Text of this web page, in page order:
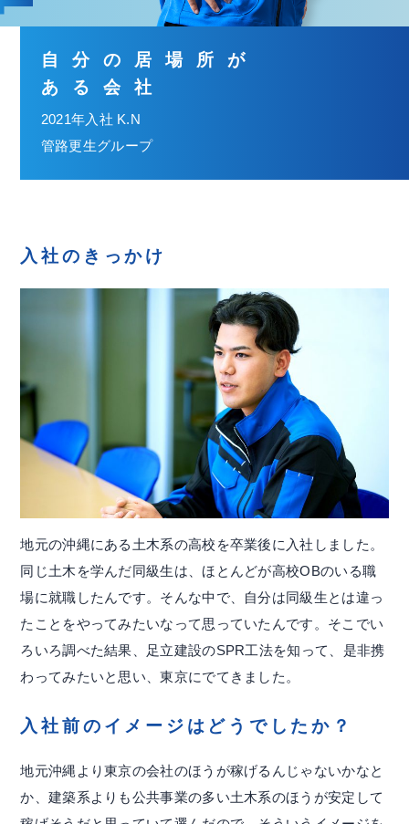
自分の居場所が
ある会社
2021年入社 K.N
管路更生グループ
入社のきっかけ
地元の沖縄にある土木系の高校を卒業後に入社しました。
同じ土木を学んだ同級生は、ほとんどが高校OBのいる職
場に就職したんです。そんな中で、自分は同級生とは違っ
たことをやってみたいなって思っていたんです。そこでい
ろいろ調べた結果、足立建設のSPR工法を知って、是非携
わってみたいと思い、東京にでてきました。
入社前のイメージはどうでしたか？
地元沖縄より東京の会社のほうが稼げるんじゃないかなと
か、建築系よりも公共事業の多い土木系のほうが安定して